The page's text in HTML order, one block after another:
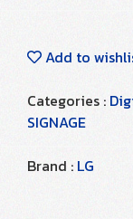
Add to
Categories :
SIGNAGE
Brand : LG